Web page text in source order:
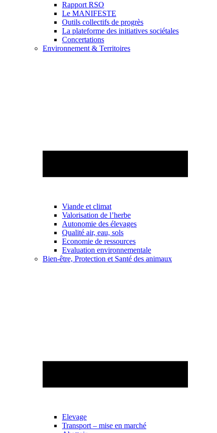
Rapport RSO
Le MANIFESTE
Outils collectifs de progrès
La plateforme des initiatives sociétales
Concertations
Environnement & Territoires
Viande et climat
Valorisation de l’herbe
Autonomie des élevages
Qualité air, eau, sols
Economie de ressources
Evaluation environnementale
Bien-être, Protection et Santé des animaux
Elevage
Transport – mise en marché